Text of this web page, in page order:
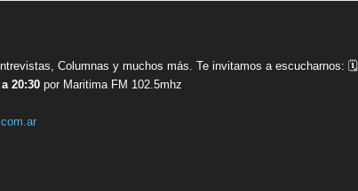
Columnas y muchos más. Te invitamos a escucharnos: 🗓
20:30por Maritima FM 102.5mhz